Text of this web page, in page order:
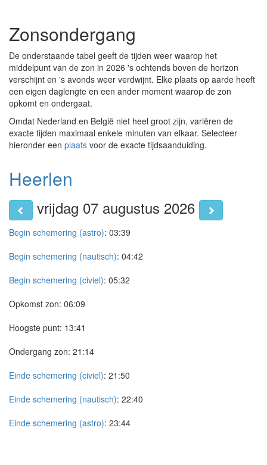
Zonsondergang
De onderstaande tabel geeft de tijden weer waarop het
middelpunt van de zon in 2026 's ochtends boven de horizon
verschijnt en 's avonds weer verdwijnt. Elke plaats op aarde heeft
een eigen daglengte en een ander moment waarop de zon
opkomt en ondergaat.
Omdat Nederland en België niet heel groot zijn, variëren de
exacte tijden maximaal enkele minuten van elkaar. Selecteer
hieronder een plaats voor de exacte tijdsaanduiding.
Heerlen
vrijdag 07 augustus 2026
Begin schemering (astro): 03:39
Begin schemering (nautisch): 04:42
Begin schemering (civiel): 05:32
Opkomst zon: 06:09
Hoogste punt: 13:41
Ondergang zon: 21:14
Einde schemering (civiel): 21:50
Einde schemering (nautisch): 22:40
Einde schemering (astro): 23:44